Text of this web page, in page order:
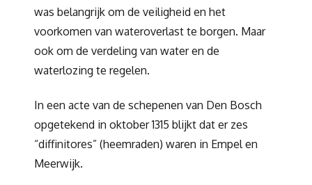
was belangrijk om de veiligheid en het
voorkomen van wateroverlast te borgen. Maar
ook om de verdeling van water en de
waterlozing te regelen.
In een acte van de schepenen van Den Bosch
opgetekend in oktober 1315 blijkt dat er zes
“diffinitores” (heemraden) waren in Empel en
Meerwijk.